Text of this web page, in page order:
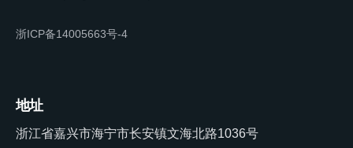
浙ICP备14005663号-4
地址
浙江省嘉兴市海宁市长安镇文海北路1036号